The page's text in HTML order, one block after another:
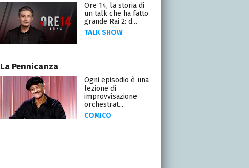
Ore 14, la storia di
un talk che ha fatto
grande Rai 2: d...
TALK SHOW
La Pennicanza
Ogni episodio è una
lezione di
improvvisazione
orchestrat...
COMICO